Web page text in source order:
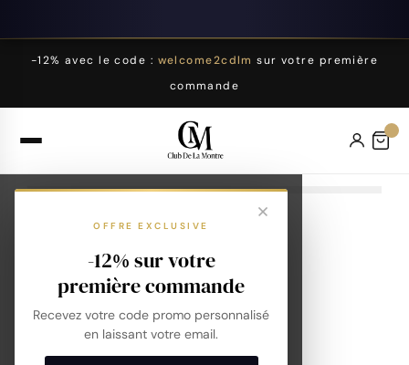
-12% avec le code : welcome2cdlm sur votre première
commande
OFFRE EXCLUSIVE
-12% sur votre
première commande
Recevez votre code promo personnalisé
en laissant votre email.